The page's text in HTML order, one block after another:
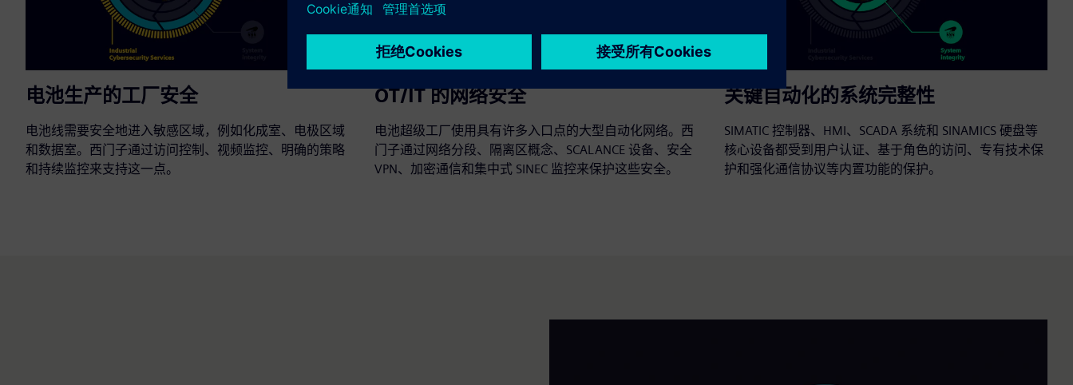
电池生产的工厂安全
电池线需要安全地进入敏感区域，例如化成室、电极区域
和数据室。西门子通过访问控制、视频监控、明确的策略
和持续监控来支持这一点。
OT/IT 的网络安全
电池超级工厂使用具有许多入口点的大型自动化网络。西
门子通过网络分段、隔离区概念、SCALANCE 设备、安全
VPN、加密通信和集中式 SINEC 监控来保护这些安全。
关键自动化的系统完整性
SIMATIC 控制器、HMI、SCADA 系统和 SINAMICS 硬盘等
核心设备都受到用户认证、基于角色的访问、专有技术保
护和强化通信协议等内置功能的保护。